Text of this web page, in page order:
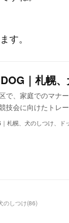
す。
｜札幌
で、家庭でのマナ
技会に向けたトレ
札幌、犬のしつけ、ド
のしつけ(86)